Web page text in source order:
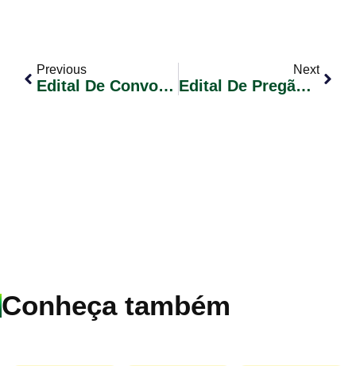
Previous
Edital De Convocação De Candidatos Nº 006/2024 – Contrato Temporário Conforme Lei Municipal Nº 2.251/2023
Next
Edital De Pregão Eletrônico Nº 021/2024 – Registro De Preços Para A Aquisição De Material De Expediente
Conheça também